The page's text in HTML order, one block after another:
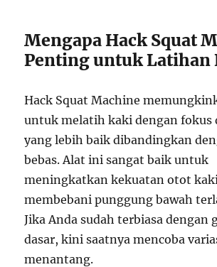
Mengapa Hack Squat
Penting untuk Latihan
Hack Squat Machine
untuk melatih kaki dengan fokus
yang lebih baik dibandingkan
bebas. Alat ini sangat baik untuk
meningkatkan kekuatan otot
membebani punggung bawah
Jika Anda sudah terbiasa dengan
dasar, kini saatnya mencoba
menantang.